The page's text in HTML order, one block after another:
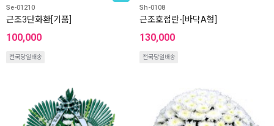
Se-01210
근조3단화환[기품]
100,000
전국당일배송
Sh-0108
근조호접란-[바닥A형]
130,000
전국당일배송